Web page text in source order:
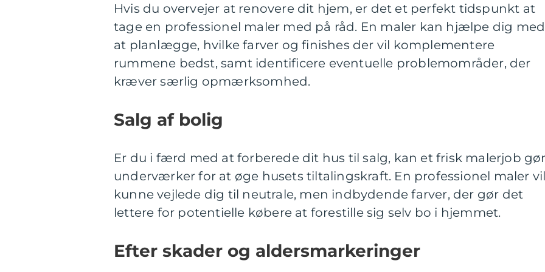
Hvis du overvejer at renovere dit hjem, er det et perfekt tidspunkt at
tage en professionel maler med på råd. En maler kan hjælpe dig med
at planlægge, hvilke farver og finishes der vil komplementere
rummene bedst, samt identificere eventuelle problemområder, der
kræver særlig opmærksomhed.
Salg af bolig
Er du i færd med at forberede dit hus til salg, kan et frisk malerjob
underværker for at øge husets tiltalingskraft. En professionel maler vil
kunne vejlede dig til neutrale, men indbydende farver, der gør det
lettere for potentielle købere at forestille sig selv bo i hjemmet.
Efter skader og aldersmarkeringer